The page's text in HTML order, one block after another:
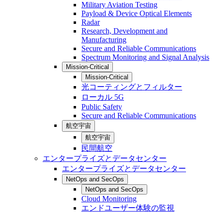
Military Aviation Testing
Payload & Device Optical Elements
Radar
Research, Development and
Manufacturing
Secure and Reliable Communications
Spectrum Monitoring and Signal Analysis
Mission-Critical
Mission-Critical
光コーティングとフィルター
ローカル 5G
Public Safety
Secure and Reliable Communications
航空宇宙
航空宇宙
民間航空
エンタープライズとデータセンター
エンタープライズとデータセンター
NetOps and SecOps
NetOps and SecOps
Cloud Monitoring
エンドユーザー体験の監視